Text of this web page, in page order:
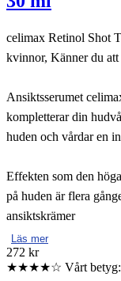
celimax Retinol Shot
kvinnor, Känner du
Ansiktsserumet
kompletterar din
huden och vårdar en
Effekten som den
på huden är flera
ansiktskrämer
Läs mer
272 kr
★★★★☆ Vårt